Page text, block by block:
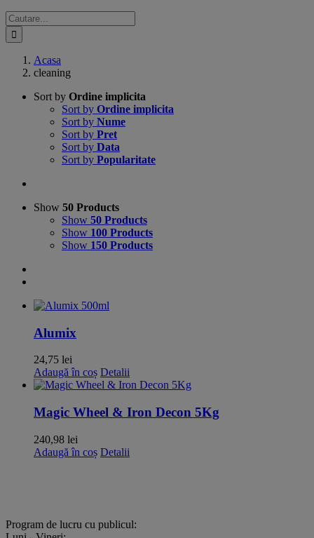
Cautare...
Acasa
cleaning
Sort by Ordine implicita
Sort by Ordine implicita
Sort by Nume
Sort by Pret
Sort by Data
Sort by Popularitate
Show 50 Products
Show 50 Products
Show 100 Products
Show 150 Products
Alumix
24,75 lei
Adaugă în coș Detalii
Magic Wheel & Iron Decon 5Kg
240,98 lei
Adaugă în coș Detalii
Program de lucru cu publicul: